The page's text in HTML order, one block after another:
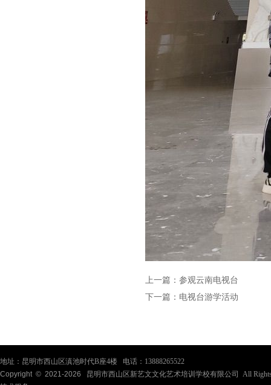
上一篇： 参观云南电视台
下一篇： 电视台游学活动
地址：昆明市西山区滇池时代B座4楼 电话：13888265522
Copyright © 2021-2026
昆明市西山区新艺文文化艺术培训学校有限公司 All